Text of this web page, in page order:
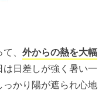
、 外からの熱を大幅
は日差しが強く暑い一
かり陽が遮られ心地